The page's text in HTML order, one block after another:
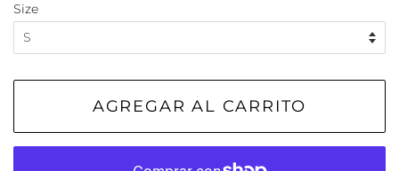
Size
AGREGAR AL CARRITO